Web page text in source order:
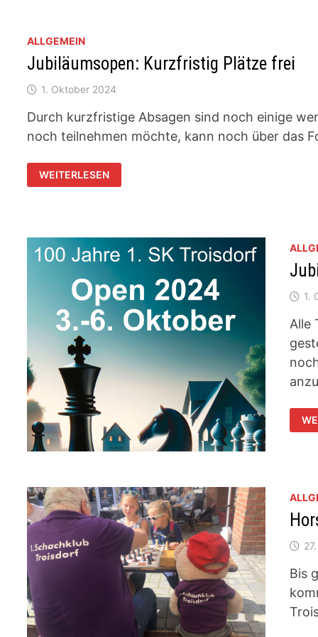
ALLGEMEIN
Jubiläumsopen: Kurzfristig Plätze frei
1. Oktober 2024
Durch kurzfristige Absagen sind noch einige
noch teilnehmen möchte, kann noch über das
JUBILÄUMSOPEN:
KURZFRISTIG
PLÄTZE
WEITERLESEN
1.
Alle
Bis